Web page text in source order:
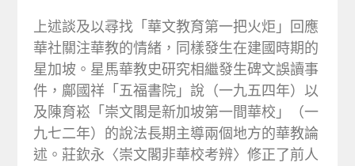
上述談及以尋找「華文教育第一把火炬」回應
華社關注華教的情緒，同樣發生在建國時期的
星加坡。星馬華教史研究相繼發生碑文誤讀事
件，鄺國祥「五福書院」說（一九五四年）以
及陳育崧「崇文閣是新加坡第一間華校」（一
九七二年）的說法長期主導兩個地方的華教論
述。莊欽永〈崇文閣非華校考辨〉修正了前人